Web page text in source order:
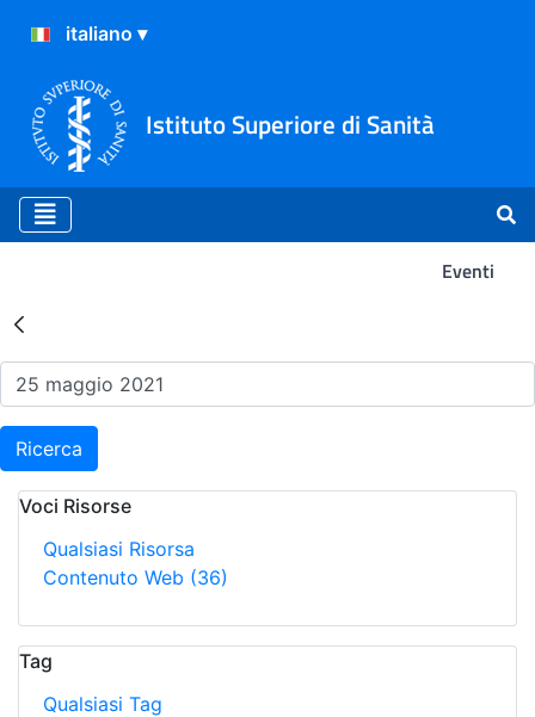
Istituto Superiore di Sanità
Eventi
Risultati della Ricerca -
Ricerca
Voci Risorse
Qualsiasi Risorsa
Contenuto Web (36)
Tag
Qualsiasi Tag